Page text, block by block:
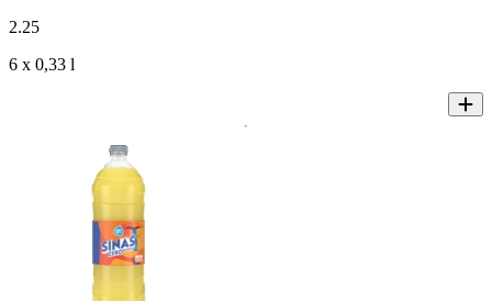
2.25
6 x 0,33 l